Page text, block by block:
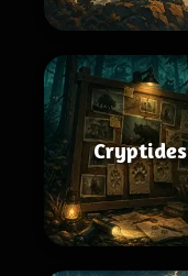
Cryptides